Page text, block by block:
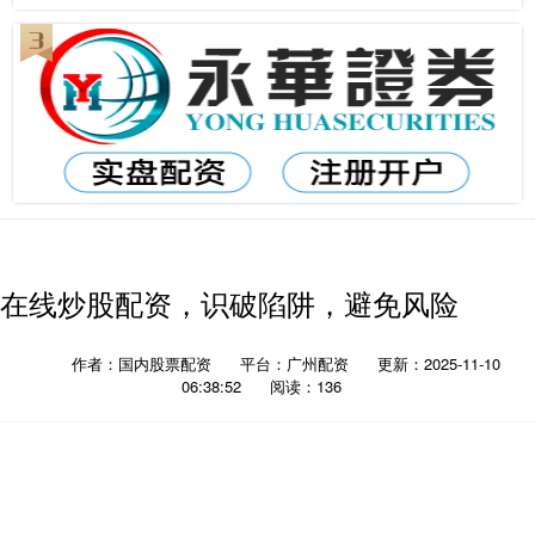
在线炒股配资，识破陷阱，避免风险
作者：国内股票配资 平台：广州配资
更新：2025-11-10
06:38:52
阅读：136